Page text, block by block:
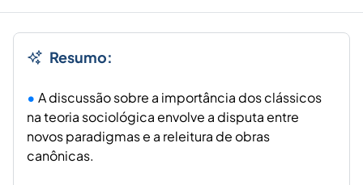
Resumo:
A discussão sobre a importância dos clássicos
na teoria sociológica envolve a disputa entre
novos paradigmas e a releitura de obras
canônicas.